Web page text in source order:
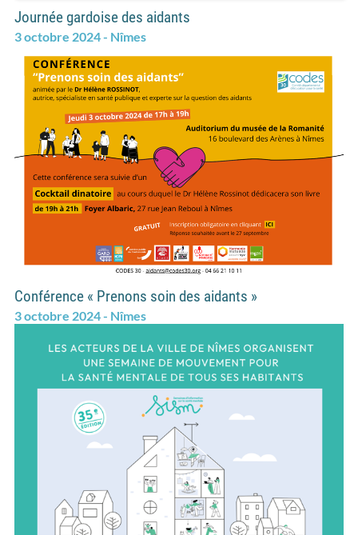
Journée gardoise des aidants
3 octobre 2024 - Nîmes
Conférence « Prenons soin des aidants »
3 octobre 2024 - Nîmes